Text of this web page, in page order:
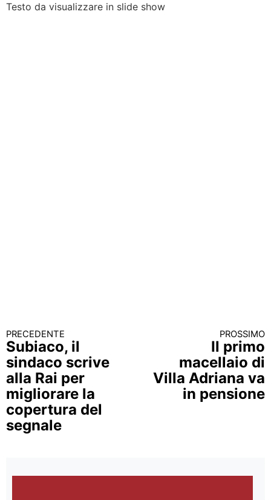
Testo da visualizzare in slide show
Continua a leggere
PRECEDENTE
Subiaco, il
sindaco scrive
alla Rai per
migliorare la
copertura del
segnale
PROSSIMO
Il primo
macellaio di
Villa Adriana va
in pensione